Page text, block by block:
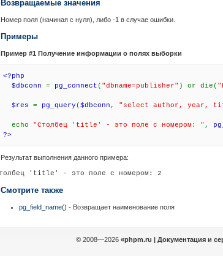
Возвращаемые значения
Номер поля (начиная с нуля), либо -1 в случае ошибки.
Примеры
Пример #1 Получение информации о полях выборки
<?php
$dbconn = pg_connect( "dbname=publisher" ) or die(
$res = pg_query($dbconn , "select author, year,
echo "Столбец 'title' - это поле с номером: " ,
?>
Результат выполнения данного примера:
Смотрите также
pg_field_name() - Возвращает наименование поля
© 2008—2026 «phpm.ru | Документация и